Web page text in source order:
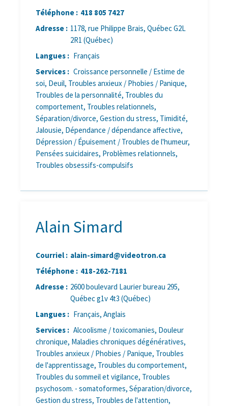
Téléphone : 418 805 7427
Adresse : 1178, rue Philippe Brais, Québec G2L
2R1 (Québec)
Langues : Français
Services : Croissance personnelle / Estime de
soi, Deuil, Troubles anxieux / Phobies / Panique,
Troubles de la personnalité, Troubles du
comportement, Troubles relationnels,
Séparation/divorce, Gestion du stress, Timidité,
Jalousie, Dépendance / dépendance affective,
Dépression / Épuisement / Troubles de l'humeur,
Pensées suicidaires, Problèmes relationnels,
Troubles obsessifs-compulsifs
Alain Simard
Courriel : alain-simard@videotron.ca
Téléphone : 418-262-7181
Adresse : 2600 boulevard Laurier bureau 295,
Québec g1v 4t3 (Québec)
Langues : Français, Anglais
Services : Alcoolisme / toxicomanies, Douleur
chronique, Maladies chroniques dégénératives,
Troubles anxieux / Phobies / Panique, Troubles
de l'apprentissage, Troubles du comportement,
Troubles du sommeil et vigilance, Troubles
psychosom. - somatoformes, Séparation/divorce,
Gestion du stress, Troubles de l'attention,